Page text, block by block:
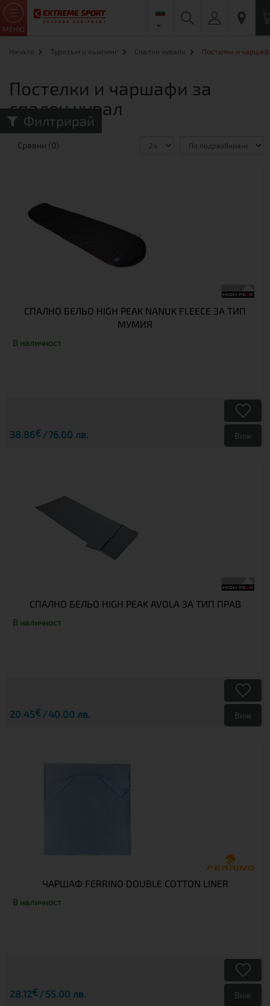
МЕНЮ
Начало Туризъм и къмпинг Спални чували Постелки и
Филтрирай
Постелки и чаршафи за
спален чувал
Сравни (0)
СПАЛНО БЕЛЬО HIGH PEAK NANUK FLEECE ЗА ТИП
МУМИЯ
В наличност
38.86€ 76.00 лв. Виж
СПАЛНО БЕЛЬО HIGH PEAK AVOLA ЗА ТИП ПРАВ
В наличност
20.45€ 40.00 лв. Виж
ЧАРШАФ FERRINO DOUBLE COTTON LINER
В наличност
28.12€ 55.00 лв. Виж